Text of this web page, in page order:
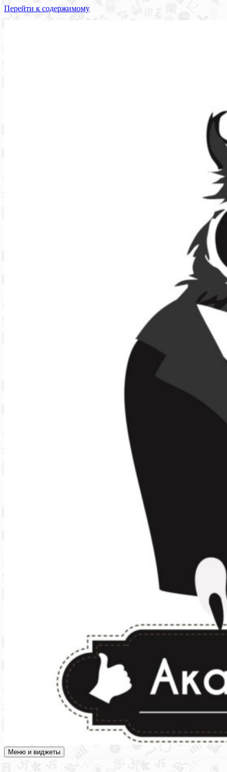
Перейти к содержимому
Академия СОВА
Подготовка к ЕГЭ, ОГЭ, ВПР, МЦКО, СтатГрад, КДР, ВОШ,
Меню и виджеты